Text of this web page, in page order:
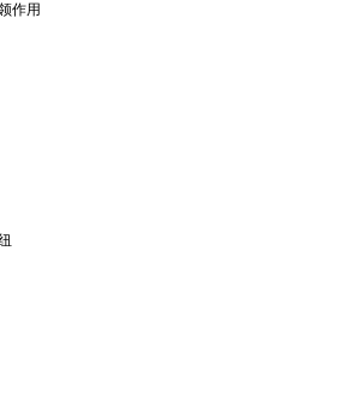
作用